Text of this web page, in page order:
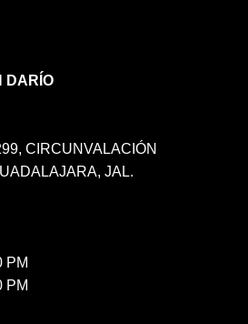
DARÍO
CIRCUNVALACIÓN
JAL.
PM
PM